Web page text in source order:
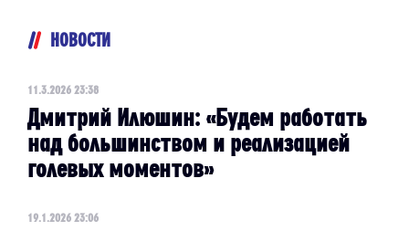
НОВОСТИ
11.3.2026 23:38
Дмитрий Илюшин: «Будем работать
над большинством и реализацией
голевых моментов»
19.1.2026 23:06